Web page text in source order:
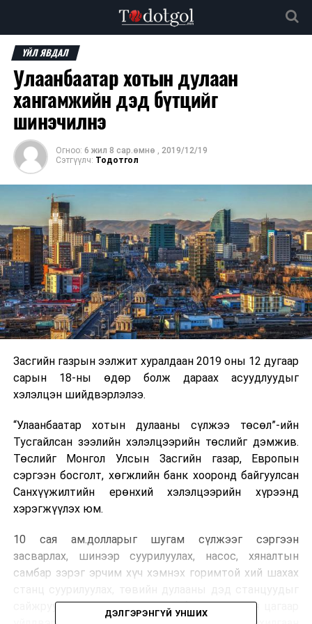
ҮЙЛ ЯВДАЛ
Улаанбаатар хотын дулаан
хангамжийн дэд бүтцийг
шинэчилнэ
Огноо: 6 жил 8 сар.өмнө , 2019/12/19
Сэтгүүлч: Тодотгол
Засгийн газрын ээлжит хуралдаан 2019 оны 12 дугаар
сарын 18-ны өдөр болж дараах асуудлуудыг
хэлэлцэн шийдвэрлэлээ.
“Улаанбаатар хотын дулааны сүлжээ төсөл”-ийн
Тусгайлсан зээлийн хэлэлцээрийн төслийг дэмжив.
Төслийг Монгол Улсын Засгийн газар, Европын
сэргээн босголт, хөгжлийн банк хооронд байгуулсан
Санхүүжилтийн ерөнхий хэлэлцээрийн хүрээнд
хэрэгжүүлэх юм.
10 сая ам.долларыг шугам сүлжээг сэргээн
засварлах, шинээр суурилуулах, насос, хяналтын
самбар зэрэг эрчим хүч хэмнэх горимтой хий шахах
сайжруулах, эрчим хүчний төв барих, шөнийн цагаар
ДЭЛГЭРЭНГҮЙ УНШИХ